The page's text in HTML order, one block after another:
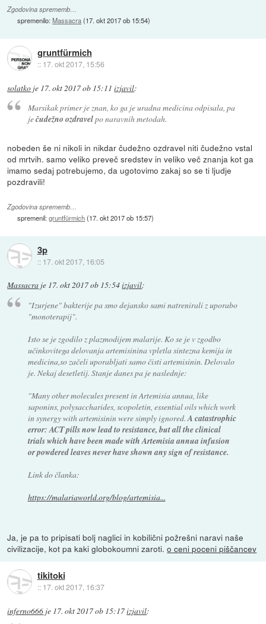
Zgodovina sprememb…
spremenilo:Massacra(17. okt 2017 ob 15:54)
gruntfürmich
:: 17. okt 2017, 15:56
solatko je 17. okt 2017 ob 15:11 izjavil:
Marsikak primer je znan, ko ga je uradna medicina odpisala, pa
ječudežno ozdravelpo naravnih metodah.
nobeden še ni nikoli in nikdar čudežno ozdravel niti čudežno vstal
od mrtvih. samo veliko preveč sredstev in veliko več znanja kot ga
imamo sedaj potrebujemo, da ugotovimo zakaj so se ti ljudje
pozdravili!
Zgodovina sprememb…
spremenil:gruntfürmich(17. okt 2017 ob 15:57)
3p
:: 17. okt 2017, 16:05
Massacra je 17. okt 2017 ob 15:54izjavil:
"Izurjene" bakterije pa smo dejansko sami natrenirali z uporabo
"monoterapij".
Isto se je zgodilo z plazmodijem malarije. Ko se je v zgodbo
učinkovitega delovanja artemisinina vpletla sintezna kemija in
medicina,so začeli uporabljati samo čisti artemisinin. Delovalo
je. Nekaj desetletij. Stanje danes pa je naslednje:
"Many other molecules present in Artemisia annua, like
saponins, polysaccharides, scopoletin, essential oils which work
in synergy with artemisinin were simply ignored.A catastrophic
error: ACT pills now lead to resistance, but all the clinical
trials which have been made with Artemisia annua infusion
or powdered leaves never have shown any sign of resistance.
Link do članka:
https://malariaworld.org/blog/artemisia...
Ja, je pa to pripisati bolj naglici in kobilični požrešni naravi naše
civilizacije, kot pa kaki globokoumni zaroti.o ceni poceni piščancev
tikitoki
:: 17. okt 2017, 16:37
inferno666 je 17. okt 2017 ob 15:17izjavil: